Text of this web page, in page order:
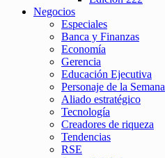
Negocios
Especiales
Banca y Finanzas
Economía
Gerencia
Educación Ejecutiva
Personaje de la Semana
Aliado estratégico
Tecnología
Creadores de riqueza
Tendencias
RSE